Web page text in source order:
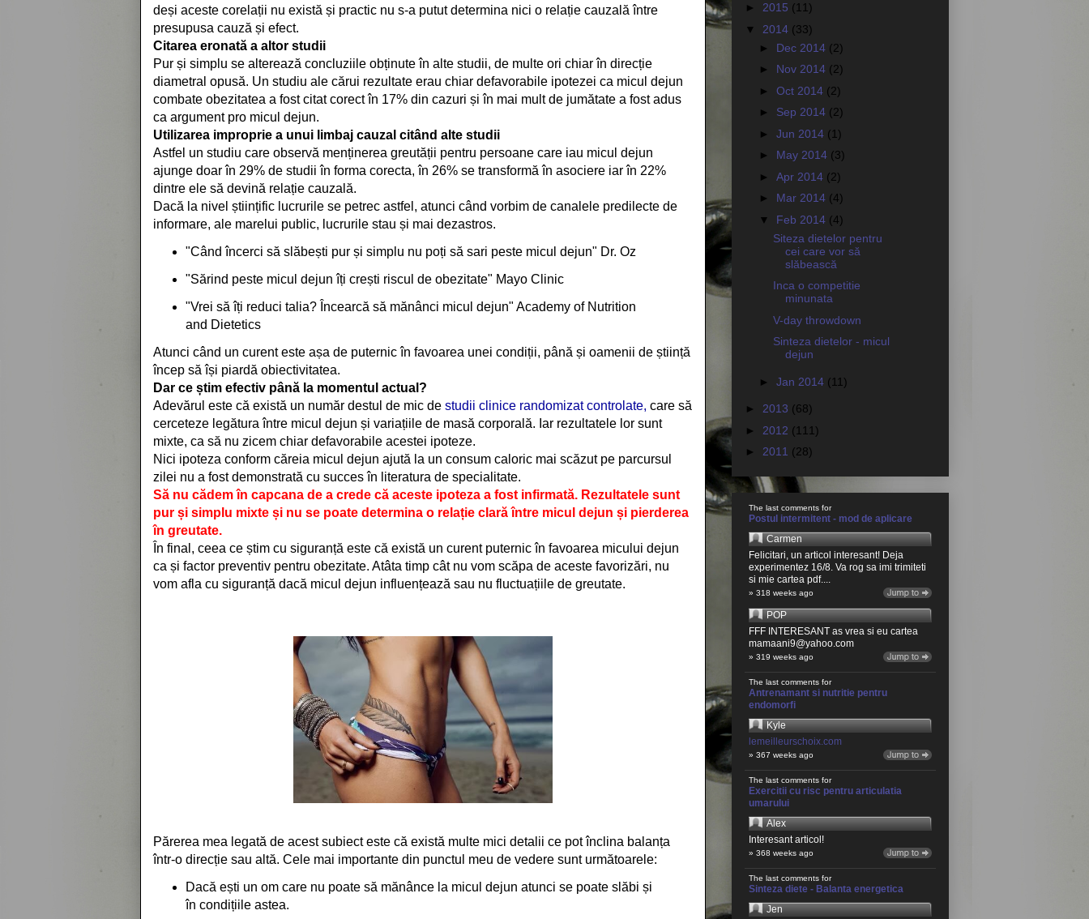
deși aceste corelații nu există și practic nu s-a putut determina nici o relație cauzală între
presupusa cauză și efect.
Citarea eronată a altor studii
Pur și simplu se alterează concluziile obținute în alte studii, de multe ori chiar în direcție
diametral opusă. Un studiu ale cărui rezultate erau chiar defavorabile ipotezei ca micul dejun
combate obezitatea a fost citat corect în 17% din cazuri și în mai mult de jumătate a fost adus
ca argument pro micul dejun.
Utilizarea improprie a unui limbaj cauzal citând alte studii
Astfel un studiu care observă menținerea greutății pentru persoane care iau micul dejun
ajunge doar în 29% de studii în forma corecta, în 26% se transformă în asociere iar în 22%
dintre ele să devină relație cauzală.
Dacă la nivel științific lucrurile se petrec astfel, atunci când vorbim de canalele predilecte de
informare, ale marelui public, lucrurile stau și mai dezastros.
"Când încerci să slăbești pur și simplu nu poți să sari peste micul dejun" Dr. Oz
"Sărind peste micul dejun îți crești riscul de obezitate" Mayo Clinic
"Vrei să îți reduci talia? Încearcă să mănânci micul dejun" Academy of Nutrition
and Dietetics
Atunci când un curent este așa de puternic în favoarea unei condiții, până și oamenii de știință
încep să își piardă obiectivitatea.
Dar ce știm efectiv până la momentul actual?
Adevărul este că există un număr destul de mic de studii clinice randomizat controlate, care să
cerceteze legătura între micul dejun și variațiile de masă corporală. Iar rezultatele lor sunt
mixte, ca să nu zicem chiar defavorabile acestei ipoteze.
Nici ipoteza conform căreia micul dejun ajută la un consum caloric mai scăzut pe parcursul
zilei nu a fost demonstrată cu succes în literatura de specialitate.
Să nu cădem în capcana de a crede că aceste ipoteza a fost infirmată. Rezultatele sunt
pur și simplu mixte și nu se poate determina o relație clară între micul dejun și pierderea
în greutate.
În final, ceea ce știm cu siguranță este că există un curent puternic în favoarea micului dejun
ca și factor preventiv pentru obezitate. Atâta timp cât nu vom scăpa de aceste favorizări, nu
vom afla cu siguranță dacă micul dejun influențează sau nu fluctuațiile de greutate.
Părerea mea legată de acest subiect este că există multe mici detalii ce pot înclina balanța
într-o direcție sau altă. Cele mai importante din punctul meu de vedere sunt următoarele:
Dacă ești un om care nu poate să mănânce la micul dejun atunci se poate slăbi și
în condițiile astea.
► 2015 (11)
▼ 2014 (33)
► Dec 2014 (2)
► Nov 2014 (2)
► Oct 2014 (2)
► Sep 2014 (2)
► Jun 2014 (1)
► May 2014 (3)
► Apr 2014 (2)
► Mar 2014 (4)
▼ Feb 2014 (4)
Siteza dietelor pentru
cei care vor să
slăbească
Inca o competitie
minunata
V-day throwdown
Sinteza dietelor - micul
dejun
► Jan 2014 (11)
► 2013 (68)
► 2012 (111)
► 2011 (28)
The last comments for
Postul intermitent - mod de aplicare
Carmen
Felicitari, un articol interesant! Deja
experimentez 16/8. Va rog sa imi trimiteti
si mie cartea pdf....
» 318 weeks ago
POP
FFF INTERESANT as vrea si eu cartea
mamaani9@yahoo.com
» 319 weeks ago
The last comments for
Antrenamant si nutritie pentru
endomorfi
Kyle
lemeilleurschoix.com
» 367 weeks ago
The last comments for
Exercitii cu risc pentru articulatia
umarului
Alex
Interesant articol!
» 368 weeks ago
The last comments for
Sinteza diete - Balanta energetica
Jen